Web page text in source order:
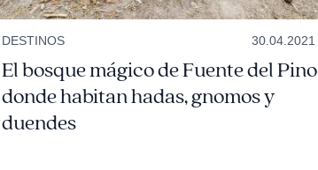
DESTINOS 30.04.2021
El bosque mágico de Fuente del Pino
donde habitan hadas, gnomos y
duendes